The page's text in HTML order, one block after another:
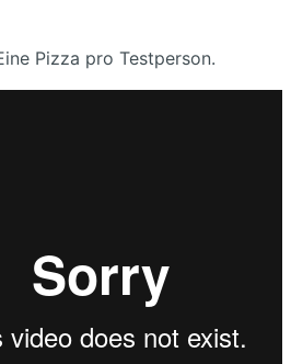
Pizza pro Testperson.